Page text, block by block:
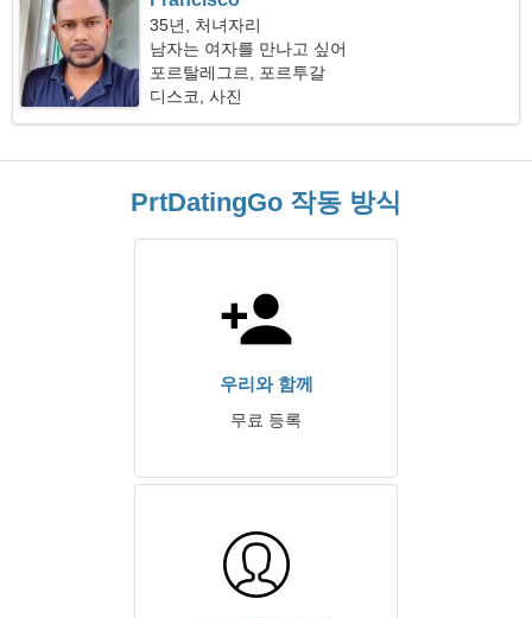
35년, 처녀자리
남자는 여자를 만나고 싶어
포르탈레그르, 포르투갈
디스코, 사진
PrtDatingGo 작동 방식
우리와 함께
무료 등록